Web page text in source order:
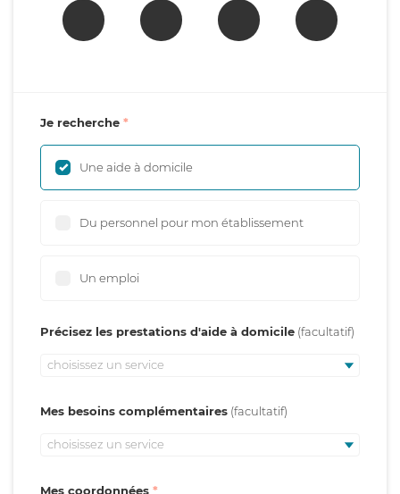
Je recherche
Une aide à domicile
Du personnel pour mon établissement
Un emploi
Précisez les prestations d'aide à domicile
choisissez un service
Mes besoins complémentaires
choisissez un service
Mes coordonnées